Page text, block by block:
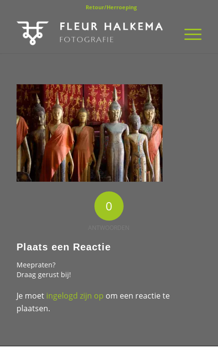
Retour/Herroeping
0
Plaats een Reactie
Meepraten?
Draag gerust bij!
Je moet ingelogd zijn op om een reactie te
plaatsen.